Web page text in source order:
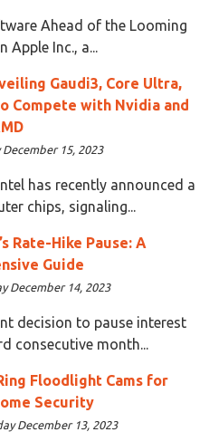
Ahead of the Looming
Apple Inc., a...
Gaudi3, Core Ultra,
Compete with Nvidia and
15, 2023
has recently announced a
chips, signaling...
Rate-Hike Pause: A
Guide
December 14, 2023
decision to pause interest
consecutive month...
Floodlight Cams for
Security
December 13, 2023